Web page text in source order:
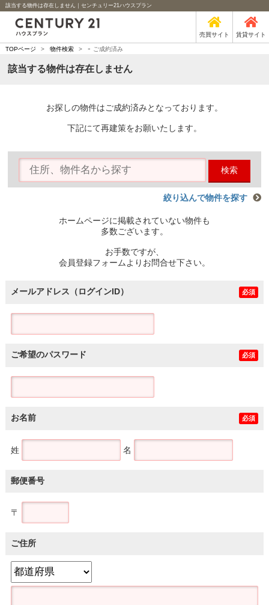
該当する物件は存在しません｜センチュリー21ハウスプラン
売買サイト 賃貸サイト
TOPページ > 物件検索 > - ご成約済み
該当する物件は存在しません
お探しの物件はご成約済みとなっております。
下記にて再建策をお願いたします。
検索
絞り込んで物件を探す
ホームページに掲載されていない物件も
多数ございます。
お手数ですが、
会員登録フォームよりお問合せ下さい。
メールアドレス（ログインID） 必須
ご希望のパスワード 必須
お名前 必須
姓 名
郵便番号
〒
ご住所